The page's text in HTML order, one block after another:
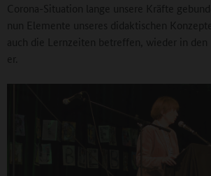
Corona-Situation lange unsere Kräfte
nun Elemente unseres didaktischen
auch die Lernzeiten betreffen, wieder in den
er.